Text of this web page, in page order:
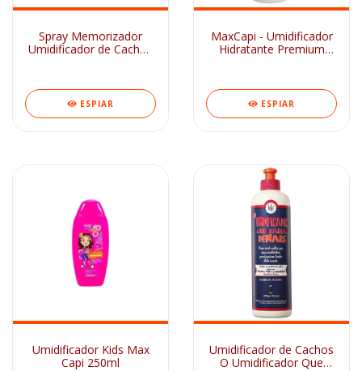
Spray Memorizador
Umidificador de Cachos
ESPIAR
MaxCapi - Umidificador
Hidratante Premium
ESPIAR
Umidificador Kids Max
Capi 250ml
Umidificador de Cachos
O Umidificador Que